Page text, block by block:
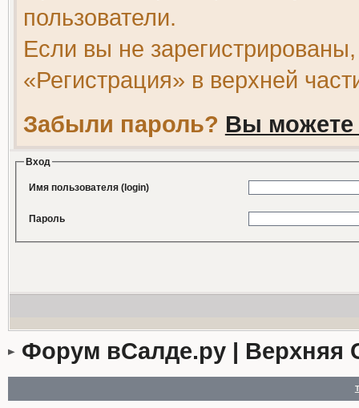
пользователи.
Если вы не
«Регистрация» в верхней
Забыли пароль? Вы можете
Вход
Имя пользователя (login)
Пароль
Форум вСалде.ру | Верхняя